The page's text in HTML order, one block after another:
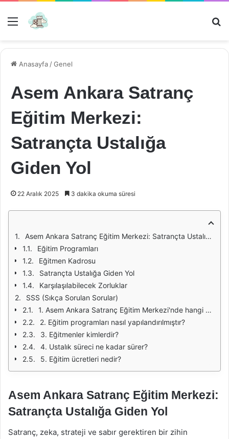
Menü
Anasayfa /Genel
Asem Ankara Satranç
Eğitim Merkezi:
Satrançta Ustalığa
Giden Yol
22 Aralık 2025 3 dakika okuma süresi
Asem Ankara Satranç Eğitim Merkezi: Satrançta Ustalığa Giden Yol
Eğitim Programları
Eğitmen Kadrosu
Satrançta Ustalığa Giden Yol
Karşılaşılabilecek Zorluklar
SSS (Sıkça Sorulan Sorular)
1. Asem Ankara Satranç Eğitim Merkezi'nde hangi yaş grubuna eğitim verilmektedir?
2. Eğitim programları nasıl yapılandırılmıştır?
3. Eğitmenler kimlerdir?
4. Ustalık süreci ne kadar sürer?
5. Eğitim ücretleri nedir?
Asem Ankara Satranç Eğitim Merkezi:
Satrançta Ustalığa Giden Yol
Satranç, zeka, strateji ve sabır gerektiren bir zihin